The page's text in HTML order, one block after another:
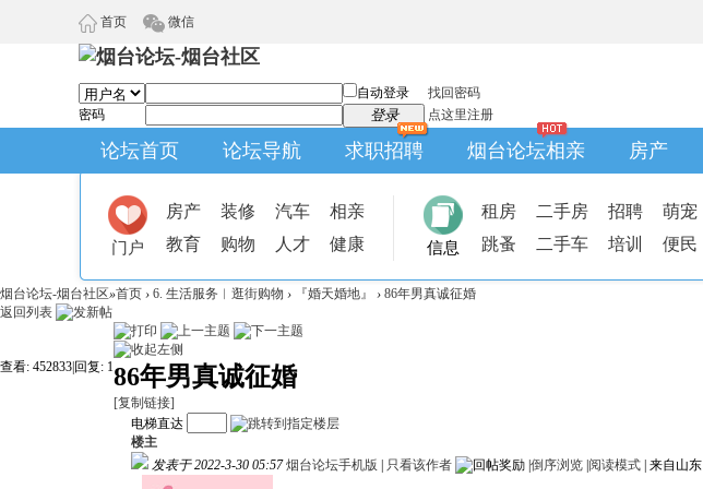
首页 微信
自动登录
找回密码
密码
登录 点这里注册
论坛首页 论坛导航 求职招聘 烟台论坛相亲 房产
门户
房产 装修 汽车
相亲
教育
购物 人才 健康 信息
租房 二手房 招聘
萌宠
跳蚤
二手车 培训 便民
烟台论坛-烟台社区»首页 › 6. 生活服务︱逛街购物 › 『婚天婚地』 › 86年男真诚征婚
返回列表
查看: 452833 回复: 186年男真诚征婚
[复制链接]
电梯直达
楼主
发表于 2022-3-30 05:57 烟台论坛手机版 只看该作者 倒序浏览 阅读模式 来自山东